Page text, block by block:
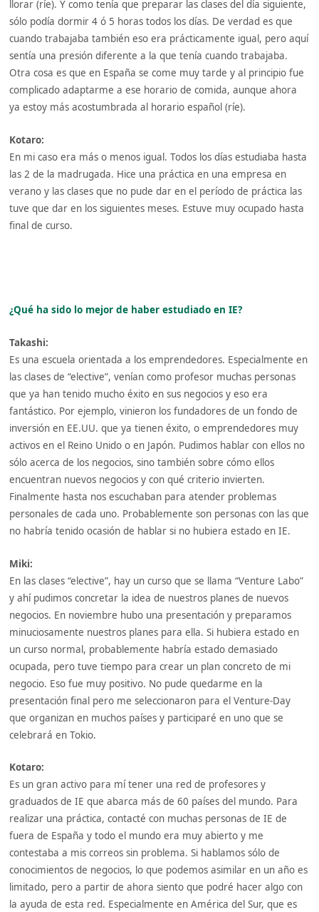
llorar (ríe). Y como tenía que preparar las clases del día siguiente,
sólo podía dormir 4 ó 5 horas todos los días. De verdad es que
cuando trabajaba también eso era prácticamente igual, pero aquí
sentía una presión diferente a la que tenía cuando trabajaba.
Otra cosa es que en España se come muy tarde y al principio fue
complicado adaptarme a ese horario de comida, aunque ahora
ya estoy más acostumbrada al horario español (ríe).
Kotaro:
En mi caso era más o menos igual. Todos los días estudiaba hasta
las 2 de la madrugada. Hice una práctica en una empresa en
verano y las clases que no pude dar en el período de práctica las
tuve que dar en los siguientes meses. Estuve muy ocupado hasta
final de curso.
¿Qué ha sido lo mejor de haber estudiado en IE?
Takashi:
Es una escuela orientada a los emprendedores. Especialmente en
las clases de “elective”, venían como profesor muchas personas
que ya han tenido mucho éxito en sus negocios y eso era
fantástico. Por ejemplo, vinieron los fundadores de un fondo de
inversión en EE.UU. que ya tienen éxito, o emprendedores muy
activos en el Reino Unido o en Japón. Pudimos hablar con ellos no
sólo acerca de los negocios, sino también sobre cómo ellos
encuentran nuevos negocios y con qué criterio invierten.
Finalmente hasta nos escuchaban para atender problemas
personales de cada uno. Probablemente son personas con las que
no habría tenido ocasión de hablar si no hubiera estado en IE.
Miki:
En las clases “elective”, hay un curso que se llama “Venture Labo”
y ahí pudimos concretar la idea de nuestros planes de nuevos
negocios. En noviembre hubo una presentación y preparamos
minuciosamente nuestros planes para ella. Si hubiera estado en
un curso normal, probablemente habría estado demasiado
ocupada, pero tuve tiempo para crear un plan concreto de mi
negocio. Eso fue muy positivo. No pude quedarme en la
presentación final pero me seleccionaron para el Venture-Day
que organizan en muchos países y participaré en uno que se
celebrará en Tokio.
Kotaro:
Es un gran activo para mí tener una red de profesores y
graduados de IE que abarca más de 60 países del mundo. Para
realizar una práctica, contacté con muchas personas de IE de
fuera de España y todo el mundo era muy abierto y me
contestaba a mis correos sin problema. Si hablamos sólo de
conocimientos de negocios, lo que podemos asimilar en un año es
limitado, pero a partir de ahora siento que podré hacer algo con
la ayuda de esta red. Especialmente en América del Sur, que es